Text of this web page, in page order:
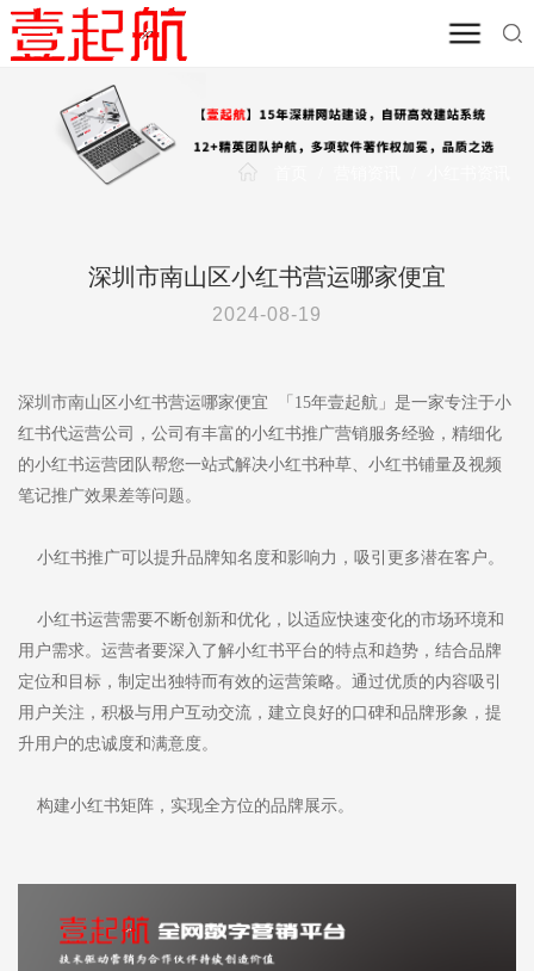
深圳市南山区小红书营运哪家便宜
2024-08-19
深圳市南山区小红书营运哪家便宜 「15年壹起航」是一家专注于小
红书代运营公司，公司有丰富的小红书推广营销服务经验，精细化
的小红书运营团队帮您一站式解决小红书种草、小红书铺量及视频
笔记推广效果差等问题。
小红书推广可以提升品牌知名度和影响力，吸引更多潜在客户。
小红书运营需要不断创新和优化，以适应快速变化的市场环境和
用户需求。运营者要深入了解小红书平台的特点和趋势，结合品牌
定位和目标，制定出独特而有效的运营策略。通过优质的内容吸引
用户关注，积极与用户互动交流，建立良好的口碑和品牌形象，提
升用户的忠诚度和满意度。
构建小红书矩阵，实现全方位的品牌展示。